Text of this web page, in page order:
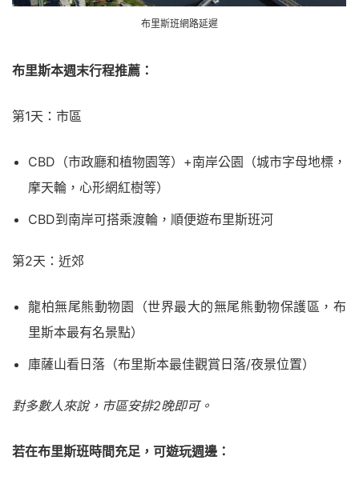
布里斯班網路延遲
布里斯本週末行程推薦：
第1天：市區
CBD（市政廳和植物園等）+南岸公園（城市字母地標，
摩天輪，心形網紅樹等）
CBD到南岸可搭乘渡輪，順便遊布里斯班河
第2天：近郊
龍柏無尾熊動物園（世界最大的無尾熊動物保護區，布
里斯本最有名景點）
庫薩山看日落（布里斯本最佳觀賞日落/夜景位置）
對多數人來說，市區安排2晚即可。
若在布里斯班時間充足，可遊玩週邊：